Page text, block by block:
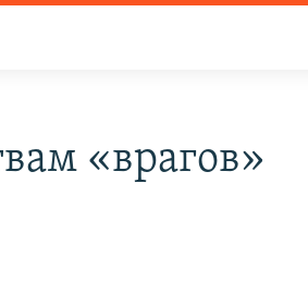
«врагов»